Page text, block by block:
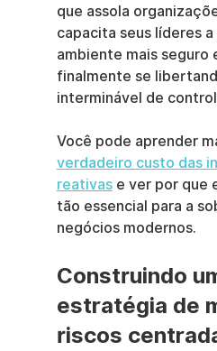
que assola
capacita seus líderes
ambiente mais seguro
finalmente se
interminável de
Você pode aprender
verdadeiro custo das
reativas e ver por que
tão essencial para a
negócios modernos.
Construindo
estratégia de
riscos